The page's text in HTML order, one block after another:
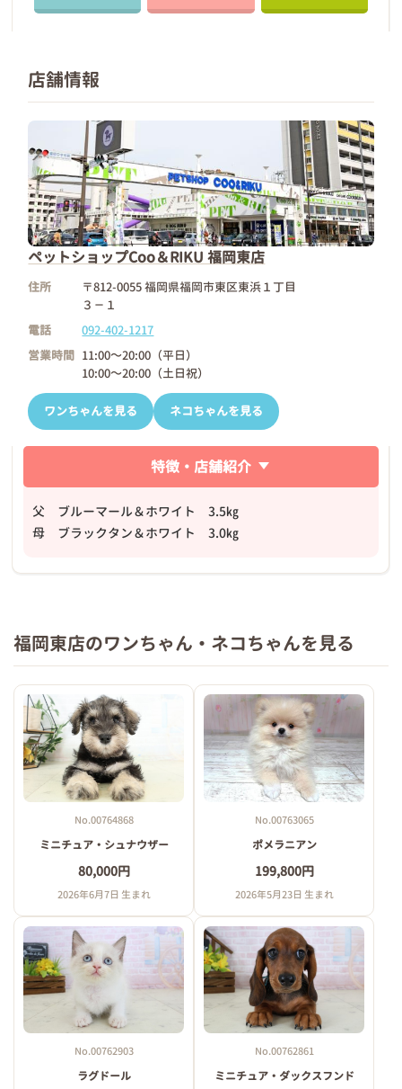
店舗情報
ペットショップCoo＆RIKU 福岡東店
住所
〒812-0055 福岡県福岡市東区東浜１丁目
３－１
電話
092-402-1217
営業時間 11:00～20:00（平日）
10:00～20:00（土日祝）
ワンちゃんを見る ネコちゃんを見る
特徴・店舗紹介
父 ブルーマール＆ホワイト 3.5㎏
母 ブラックタン＆ホワイト 3.0㎏
福岡東店のワンちゃん・ネコちゃんを見る
No.00764868
ミニチュア・シュナウザー
80,000円
2026年6月7日 生まれ
No.00763065
ポメラニアン
199,800円
2026年5月23日 生まれ
No.00762903
ラグドール
No.00762861
ミニチュア・ダックスフンド